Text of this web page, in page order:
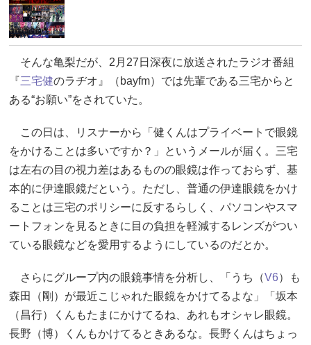
そんな亀梨だが、2月27日深夜に放送されたラジオ番組
『三宅健のラヂオ』（bayfm）では先輩である三宅からと
ある“お願い”をされていた。
この日は、リスナーから「健くんはプライベートで眼鏡
をかけることは多いですか？」というメールが届く。三宅
は左右の目の視力差はあるものの眼鏡は作っておらず、基
本的に伊達眼鏡だという。ただし、普通の伊達眼鏡をかけ
ることは三宅のポリシーに反するらしく、パソコンやスマ
ートフォンを見るときに目の負担を軽減するレンズがつい
ている眼鏡などを愛用するようにしているのだとか。
さらにグループ内の眼鏡事情を分析し、「うち（V6）も
森田（剛）が最近こじゃれた眼鏡をかけてるよな」「坂本
（昌行）くんもたまにかけてるね、あれもオシャレ眼鏡。
長野（博）くんもかけてるときあるな。長野くんはちょっ